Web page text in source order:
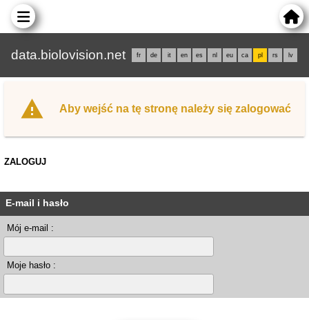
data.biolovision.net fr de it en es nl eu ca pl rs lv
Aby wejść na tę stronę należy się zalogować
ZALOGUJ
E-mail i hasło
Mój e-mail :
Moje hasło :